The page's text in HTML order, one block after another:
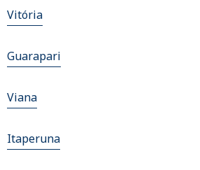
Vitória
Guarapari
Viana
Itaperuna